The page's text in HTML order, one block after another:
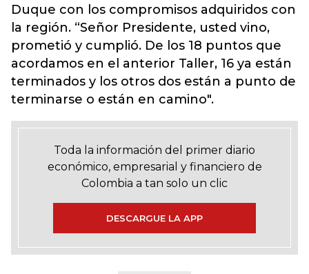
Duque con los compromisos adquiridos con
la región. “Señor Presidente, usted vino,
prometió y cumplió. De los 18 puntos que
acordamos en el anterior Taller, 16 ya están
terminados y los otros dos están a punto de
terminarse o están en camino".
Toda la información del primer diario
económico, empresarial y financiero de
Colombia a tan solo un clic
DESCARGUE LA APP